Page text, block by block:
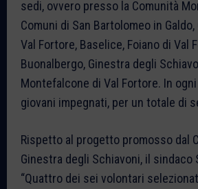
sedi, ovvero presso la Comunità
Comuni di San Bartolomeo in
Val Fortore, Baselice, Foiano di Val
Buonalbergo, Ginestra degli
Montefalcone di Val Fortore. In
giovani impegnati, per un totale di
Rispetto al progetto promosso dal
Ginestra degli Schiavoni, il sindaco
“Quattro dei sei volontari